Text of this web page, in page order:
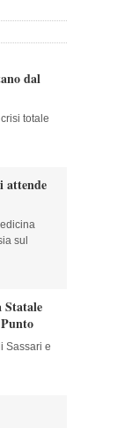
dal
totale
attende
sul
Statale
Sassari e